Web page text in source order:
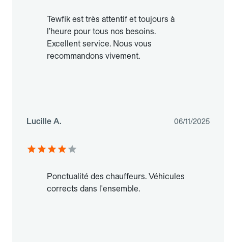
Tewfik est très attentif et toujours à
l’heure pour tous nos besoins.
Excellent service. Nous vous
recommandons vivement.
Lucille A. 06/11/2025
Ponctualité des chauffeurs. Véhicules
corrects dans l'ensemble.